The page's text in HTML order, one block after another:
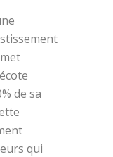
de sa
qui